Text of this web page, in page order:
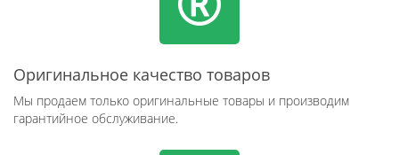
Оригинальное качество товаров
Мы продаем только оригинальные товары и производим
гарантийное обслуживание.